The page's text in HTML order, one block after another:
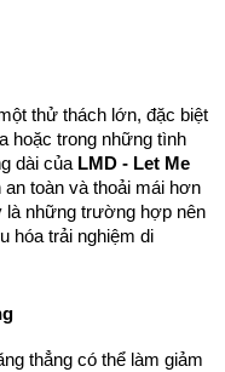
thử thách lớn, đặc biệt
hoặc trong những tình
dài của LMD - Let Me
toàn và thoải mái hơn
là những trường hợp nên
hóa trải nghiệm di
thẳng có thể làm giảm